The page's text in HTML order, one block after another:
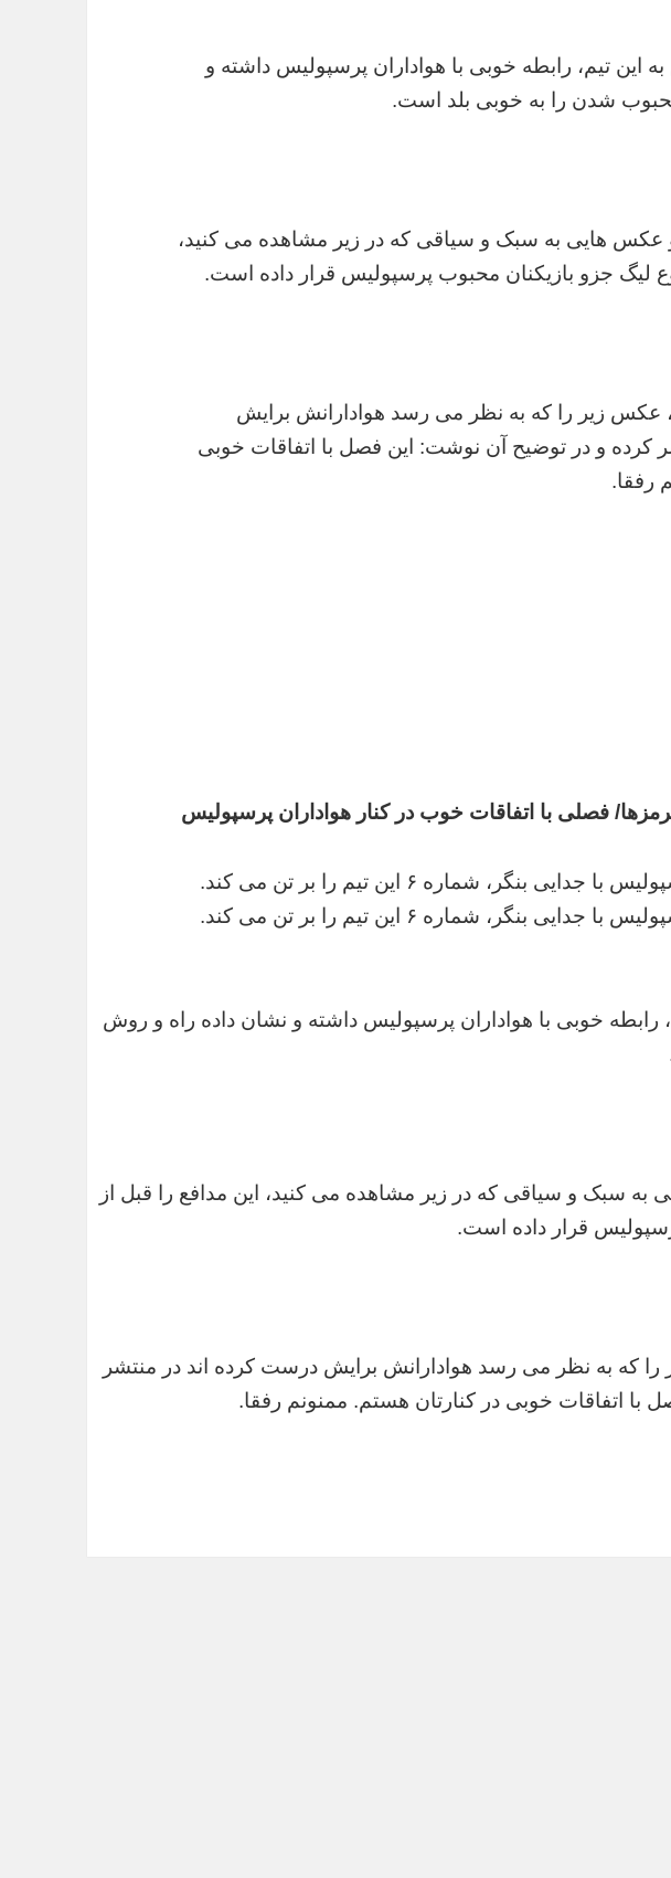
این تیم، رابطه خوبی با هواداران پرسپولیس داشته و
شدن را به خوبی بلد است.
عکس هایی به سبک و سیاقی که در زیر مشاهده می کنید،
لیگ جزو بازیکنان محبوب پرسپولیس قرار داده است.
عکس زیر را که به نظر می رسد هوادارانش برایش
کرده و در توضیح آن نوشت: این فصل با اتفاقات خوبی
رفقا.
فصلی با اتفاقات خوب در کنار هواداران پرسپولیس
بنگر، شماره ۶ این تیم را بر تن می کند.
بنگر، شماره ۶ این تیم را بر تن می کند.
رابطه خوبی با هواداران پرسپولیس داشته و نشان داده راه و روش
سبک و سیاقی که در زیر مشاهده می کنید، این مدافع را قبل از
قرار داده است.
را که به نظر می رسد هوادارانش برایش درست کرده اند در منتشر
اتفاقات خوبی در کنارتان هستم. ممنونم رفقا.